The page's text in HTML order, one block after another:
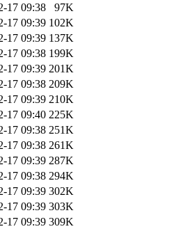
17 09:38
97K
17 09:39 102K
17 09:39 137K
17 09:38 199K
17 09:39 201K
17 09:38 209K
17 09:39 210K
17 09:40 225K
17 09:38 251K
17 09:38 261K
17 09:39 287K
17 09:38 294K
17 09:39 302K
17 09:39 303K
17 09:39 309K